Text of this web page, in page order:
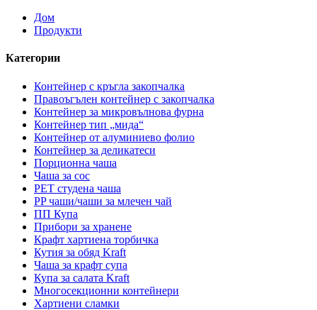
Дом
Продукти
Категории
Контейнер с кръгла закопчалка
Правоъгълен контейнер с закопчалка
Контейнер за микровълнова фурна
Контейнер тип „мида“
Контейнер от алуминиево фолио
Контейнер за деликатеси
Порционна чаша
Чаша за сос
PET студена чаша
PP чаши/чаши за млечен чай
ПП Купа
Прибори за хранене
Крафт хартиена торбичка
Кутия за обяд Kraft
Чаша за крафт супа
Купа за салата Kraft
Многосекционни контейнери
Хартиени сламки